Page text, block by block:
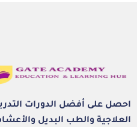
احصل على أفضل الدورات
العلاجية والطب البديل